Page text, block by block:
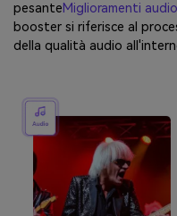
pesanteMiglioramenti audio
booster si riferisce al
della qualità audio